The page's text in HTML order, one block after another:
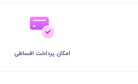
امکان پرداخت اقساطی